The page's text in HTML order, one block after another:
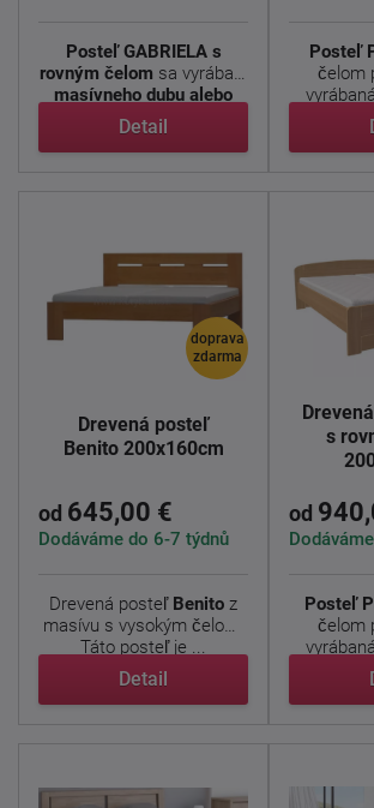
Posteľ GABRIELA s
rovným čelom sa vyrábaz
masívneho dubu alebo
buku ...
Detail
Posteľ
čelom
vyrábaná
doprava
zdarma
Drevená posteľ
Benito 200x160cm
od 645,00 €
Dodáváme do 6-7 týdnů
Drevená posteľ Benito z
masívu s vysokým čelom.
Táto posteľ je ...
Detail
s
od
Posteľ
čelom
vyrábaná